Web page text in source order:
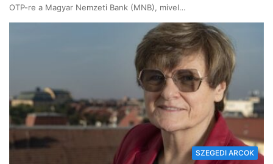
OTP-re a Magyar Nemzeti Bank (MNB), mivel…
SZEGEDI ARCOK